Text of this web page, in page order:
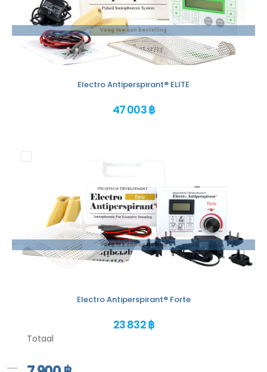
Voeg toe aan bestelling
Electro Antiperspirant® ELITE
47 003 ฿
Voeg toe aan bestelling
Electro Antiperspirant® Forte
23 832 ฿
Totaal